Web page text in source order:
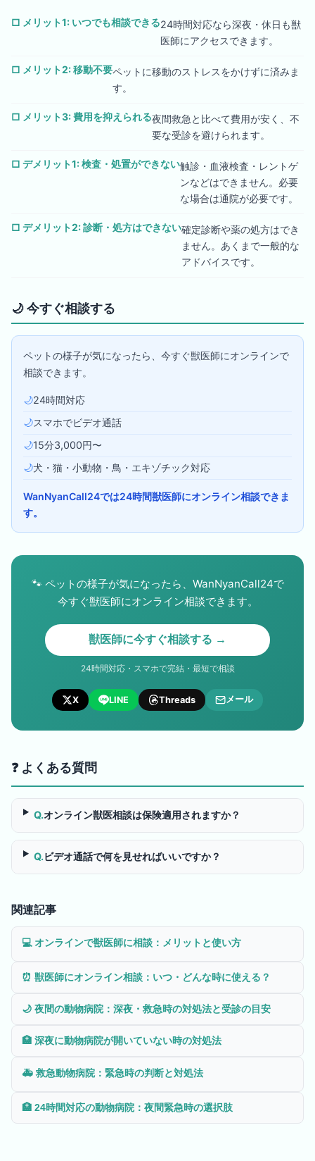
□ メリット1: いつでも相談できる24時間対応なら深夜・休日も獣
医師にアクセスできます。
□ メリット2: 移動不要ペットに移動のストレスをかけずに済みま
す。
□ メリット3: 費用を抑えられる夜間救急と比べて費用が安く、不
要な受診を避けられます。
□ デメリット1: 検査・処置ができない触診・血液検査・レントゲ
ンなどはできません。必要
な場合は通院が必要です。
□ デメリット2: 診断・処方はできない確定診断や薬の処方はでき
ません。あくまで一般的な
アドバイスです。
🌙今すぐ相談する
ペットの様子が気になったら、今すぐ獣医師にオンラインで
相談できます。
🌙24時間対応
🌙スマホでビデオ通話
🌙15分3,000円〜
🌙犬・猫・小動物・鳥・エキゾチック対応
WanNyanCall24では24時間獣医師にオンライン相談できま
す。
🐾 ペットの様子が気になったら、WanNyanCall24で
今すぐ獣医師にオンライン相談できます。
獣医師に今すぐ相談する →
24時間対応・スマホで完結・最短で相談
X LINE Threads メール
❓ よくある質問
Q.オンライン獣医相談は保険適用されますか？
Q.ビデオ通話で何を見せればいいですか？
関連記事
💻 オンラインで獣医師に相談：メリットと使い方
⏰ 獣医師にオンライン相談：いつ・どんな時に使える？
🌙 夜間の動物病院：深夜・救急時の対処法と受診の目安
🏥 深夜に動物病院が開いていない時の対処法
🚑 救急動物病院：緊急時の判断と対処法
🏥 24時間対応の動物病院：夜間緊急時の選択肢